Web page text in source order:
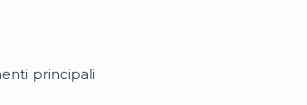
principali